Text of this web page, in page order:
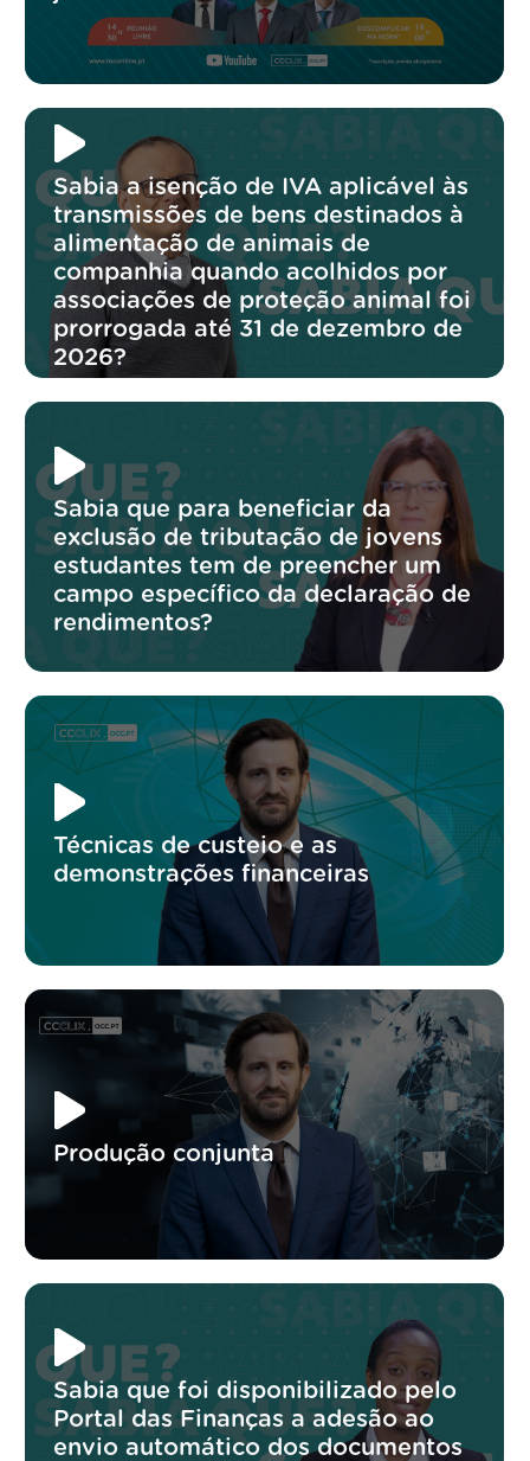
Sabia a isenção de IVA aplicável às
transmissões de bens destinados à
alimentação de animais de
companhia quando acolhidos por
associações de proteção animal foi
prorrogada até 31 de dezembro de
2026?
Sabia que para beneficiar da
exclusão de tributação de jovens
estudantes tem de preencher um
campo específico da declaração de
rendimentos?
Técnicas de custeio e as
demonstrações financeiras
Produção conjunta
Sabia que foi disponibilizado pelo
Portal das Finanças a adesão ao
envio automático dos documentos